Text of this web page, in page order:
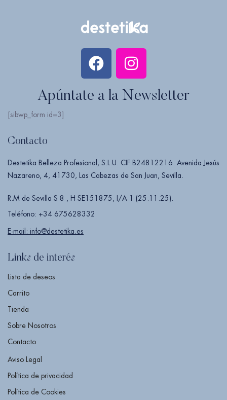
Apúntate a la Newsletter
[sibwp_form id=3]
Contacto
Destetika Belleza Profesional, S.L.U. CIF B24812216. Avenida Jesús
Nazareno, 4, 41730, Las Cabezas de San Juan, Sevilla.
R.M de Sevilla S 8 , H SE151875, I/A 1 (25.11.25).
Teléfono: +34 675628332
E-mail: info@destetika.es
Links de interés
Lista de deseos
Carrito
Tienda
Sobre Nosotros
Contacto
Aviso Legal
Política de privacidad
Política de Cookies